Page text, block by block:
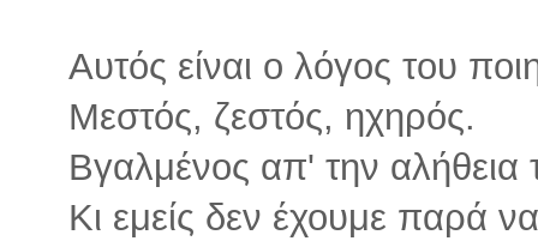
Αυτός είναι ο λόγος του
Μεστός, ζεστός, ηχηρός.
Βγαλμένος απ' την αλήθεια
Κι εμείς δεν έχουμε παρά